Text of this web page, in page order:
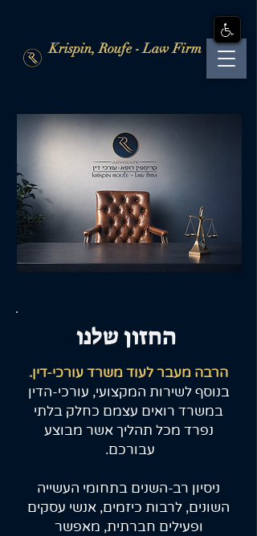
Krispin, Roufe - Law Firm
הרבה מעבר לעוד משרד עורכי-דין.
בנוסף לשירות המקצועי, עורכי-הדין
במשרד רואים עצמם כחלק בלתי
נפרד מכל תהליך אשר מבוצע
עבורכם.
ניסיון רב-השנים בתחומי העשייה
השונים, לרבות כיזמים, אנשי עסקים
ופעילים חברתית, מאפשר